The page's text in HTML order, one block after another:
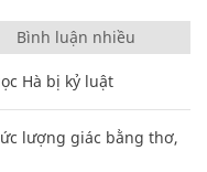
Bình luận nhiều
Hà bị kỷ luật
lượng giác bằng thơ,